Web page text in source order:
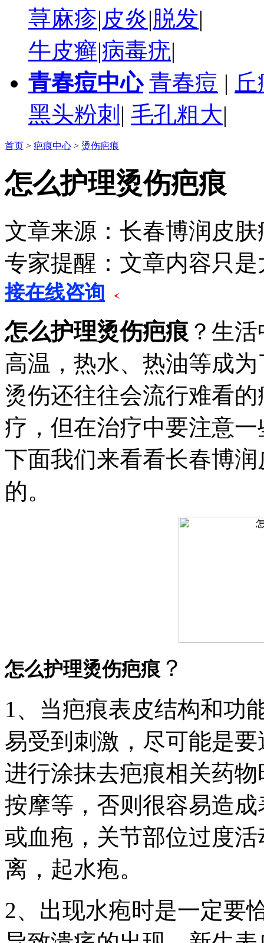
荨麻疹|皮炎|脱发|
牛皮癣|病毒疣|
青春痘中心 青春痘 |
黑头粉刺 | 毛孔粗大|
首页 > 疤痕中心 > 烫伤疤痕
怎么护理烫伤疤痕
文章来源：长春博润皮
专家提醒：文章内容只
接在线咨询
怎么护理烫伤疤痕 ？生
高温，热水、热油等成
烫伤还往往会流行难看
疗，但在治疗中要注意
下面我们来看看长春博
的。
怎么护理烫伤疤痕 ？
1、当疤痕表皮结构和功
易受到刺激，尽可能是
进行涂抹去疤痕相关药
按摩等，否则很容易造
或血疱，关节部位过度
离，起水疱。
2、出现水疱时是一定要